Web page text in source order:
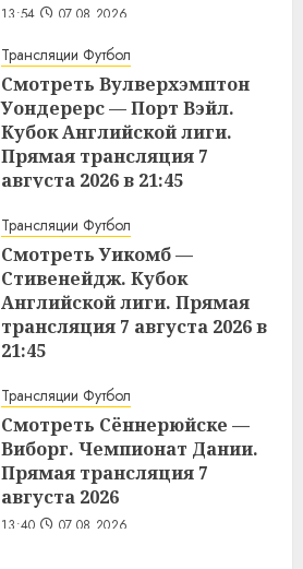
13:54 07.08.2026
Трансляции Футбол
Смотреть Вулверхэмптон
Уондерерс — Порт Вэйл.
Кубок Английской лиги.
Прямая трансляция 7
августа 2026 в 21:45
Трансляции Футбол
Смотреть Уикомб —
Стивенейдж. Кубок
Английской лиги. Прямая
трансляция 7 августа 2026 в
21:45
Трансляции Футбол
Смотреть Сённерюйске —
Виборг. Чемпионат Дании.
Прямая трансляция 7
августа 2026
13:40 07.08.2026